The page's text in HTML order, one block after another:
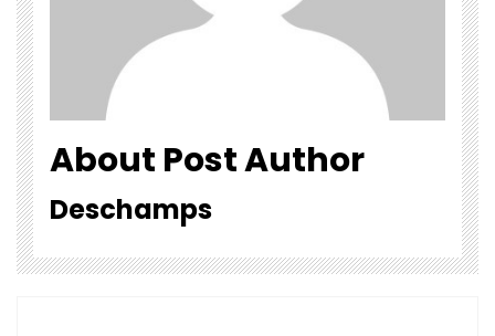
About Post Author
Deschamps